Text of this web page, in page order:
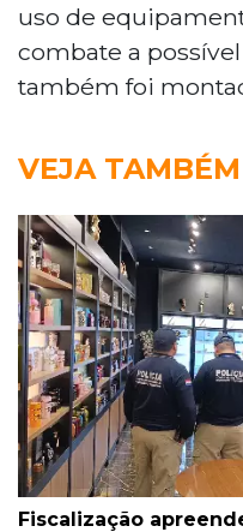
uso de
combate a
também foi
VEJA TAMBÉM
Fiscalização